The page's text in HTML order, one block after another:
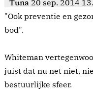
Tuna 20 sep. 2014
"Ook preventie en
bod".
Whiteman
juist dat nu net niet,
bestuurlijke sfeer.